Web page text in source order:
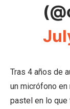
Tras 4 años de
un micrófono
pastel en lo que